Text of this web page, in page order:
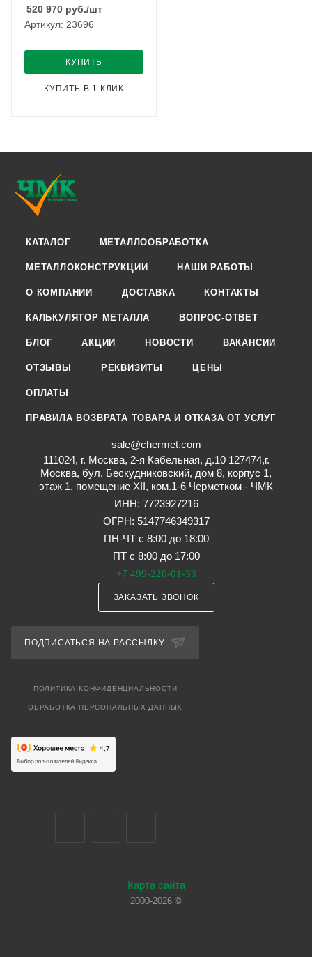
520 970 руб./шт
Артикул: 23696
КУПИТЬ
КУПИТЬ В 1 КЛИК
КАТАЛОГ МЕТАЛЛООБРАБОТКА
МЕТАЛЛОКОНСТРУКЦИИ НАШИ РАБОТЫ
О КОМПАНИИ ДОСТАВКА КОНТАКТЫ
КАЛЬКУЛЯТОР МЕТАЛЛА ВОПРОС-ОТВЕТ
БЛОГ АКЦИИ НОВОСТИ ВАКАНСИИ
ОТЗЫВЫ РЕКВИЗИТЫ ЦЕНЫ
ОПЛАТЫ
ПРАВИЛА ВОЗВРАТА ТОВАРА И ОТКАЗА ОТ УСЛУГ
sale@chermet.com
111024, г. Москва, 2-я Кабельная, д.10 127474,г.
Москва, бул. Бескудниковский, дом 8, корпус 1,
этаж 1, помещение XII, ком.1-6 Черметком - ЧМК
ИНН: 7723927216
ОГРН: 5147746349317
ПН-ЧТ с 8:00 до 18:00
ПТ с 8:00 до 17:00
+7 499-220-01-33
ЗАКАЗАТЬ ЗВОНОК
ПОДПИСАТЬСЯ НА РАССЫЛКУ
ПОЛИТИКА КОНФИДЕНЦИАЛЬНОСТИ
ОБРАБОТКА ПЕРСОНАЛЬНЫХ ДАННЫХ
Карта сайта
2000-2026 ©